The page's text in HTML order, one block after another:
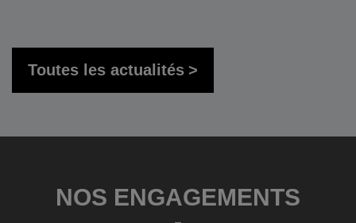
Toutes les actualités
NOS ENGAGEMENTS